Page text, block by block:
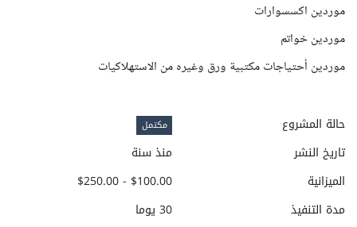
موردين اكسسوارات
موردين خواتم
موردين أحتياجات مكتبية ورق وغيره من الاستهلاكيات
حالة المشروع مكتمل
تاريخ النشر
منذ سنة
الميزانية
$100.00 - $250.00
مدة التنفيذ
30 يوما